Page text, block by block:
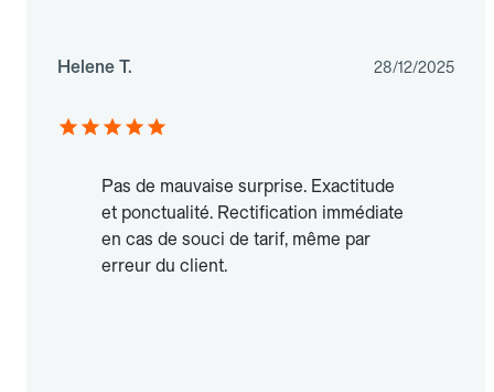
Helene T. 28/12/2025
Pas de mauvaise surprise. Exactitude
et ponctualité. Rectification immédiate
en cas de souci de tarif, même par
erreur du client.